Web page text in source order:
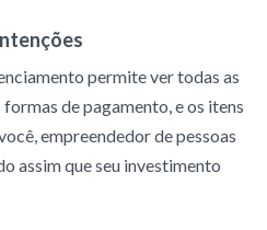
permite ver todas as
de pagamento, e os itens
empreendedor de pessoas
assim que seu investimento